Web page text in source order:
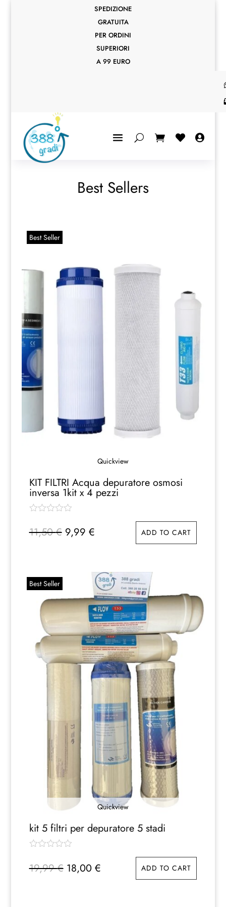
SPEDIZIONE
GRATUITA
PER ORDINI
SUPERIORI
A 99 EURO
 
Best Sellers
Best Seller
Quickview
KIT FILTRI Acqua depuratore osmosi
inversa 1kit x 4 pezzi
11,50€ Il
11,50 €.
9,99 €Il
è:
9,99 €.
ADD TO CART
Best Seller
Quickview
kit 5 filtri per depuratore 5 stadi
19,99€ Il
18,00 €Il
ADD TO CART